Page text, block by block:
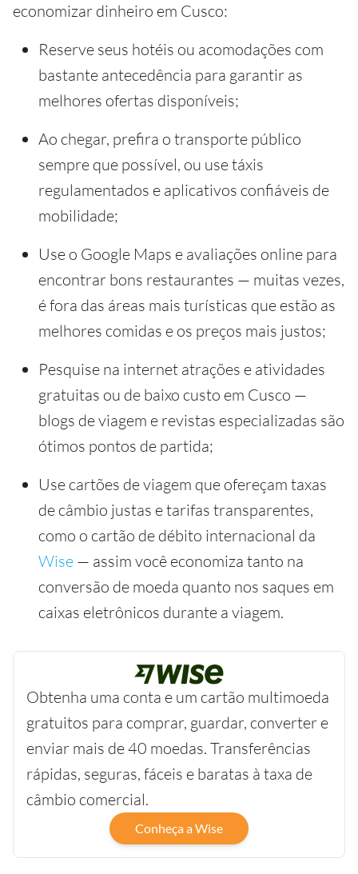
economizar dinheiro em Cusco:
Reserve seus hotéis ou acomodações com
bastante antecedência para garantir as
melhores ofertas disponíveis;
Ao chegar, prefira o transporte público
sempre que possível, ou use táxis
regulamentados e aplicativos confiáveis de
mobilidade;
Use o Google Maps e avaliações online para
encontrar bons restaurantes — muitas vezes,
é fora das áreas mais turísticas que estão as
melhores comidas e os preços mais justos;
Pesquise na internet atrações e atividades
gratuitas ou de baixo custo em Cusco —
blogs de viagem e revistas especializadas são
ótimos pontos de partida;
Use cartões de viagem que ofereçam taxas
de câmbio justas e tarifas transparentes,
como o cartão de débito internacional da
Wise — assim você economiza tanto na
conversão de moeda quanto nos saques em
caixas eletrônicos durante a viagem.
Obtenha uma conta e um cartão multimoeda
gratuitos para comprar, guardar, converter e
enviar mais de 40 moedas. Transferências
rápidas, seguras, fáceis e baratas à taxa de
câmbio comercial.
Conheça a Wise